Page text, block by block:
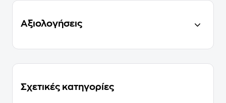
Αξιολογήσεις
Σχετικές κατηγορίες